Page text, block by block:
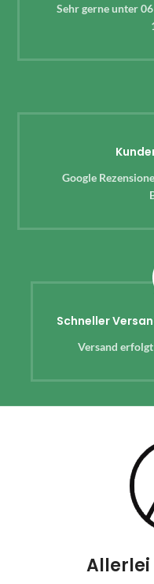
Sehr gerne unter
Google
Schneller
Versand
Allerlei